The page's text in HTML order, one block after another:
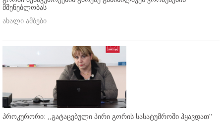
მშენებლობას
ახალი ამბები
პროკურორი: ,,გატაცებული პირი გორის სასატუმროში ჰყავდათ''